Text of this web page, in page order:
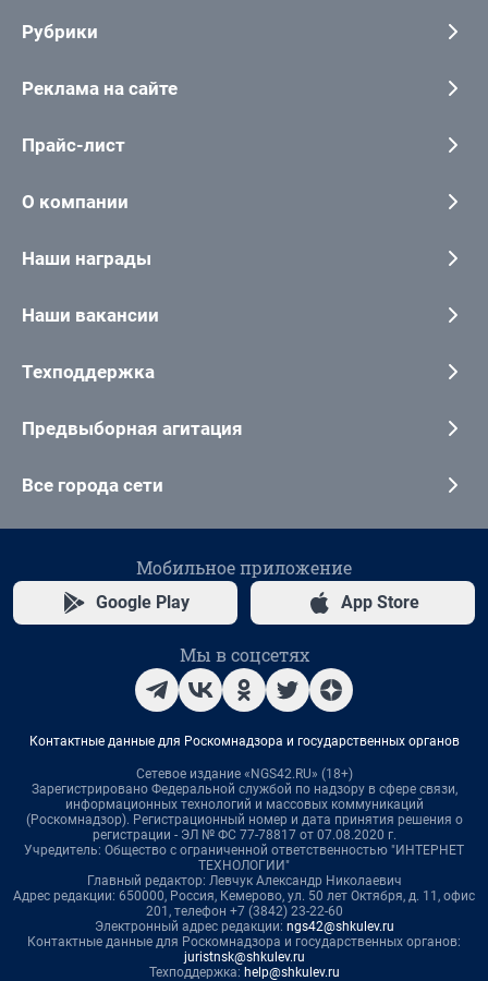
Рубрики
Реклама на сайте
Прайс-лист
О компании
Наши награды
Наши вакансии
Техподдержка
Предвыборная агитация
Все города сети
Мобильное приложение
Google Play App Store
Мы в соцсетях
Контактные данные для Роскомнадзора и государственных органов
Сетевое издание «NGS42.RU» (18+)
Зарегистрировано Федеральной службой по надзору в сфере связи,
информационных технологий и массовых коммуникаций
(Роскомнадзор). Регистрационный номер и дата принятия решения о
регистрации - ЭЛ № ФС 77-78817 от 07.08.2020 г.
Учредитель: Общество с ограниченной ответственностью "ИНТЕРНЕТ
ТЕХНОЛОГИИ"
Главный редактор: Левчук Александр Николаевич
Адрес редакции: 650000, Россия, Кемерово, ул. 50 лет Октября, д. 11, офис
201, телефон +7 (3842) 23-22-60
Электронный адрес редакции: ngs42@shkulev.ru
Контактные данные для Роскомнадзора и государственных органов:
juristnsk@shkulev.ru
Техподдержка: help@shkulev.ru